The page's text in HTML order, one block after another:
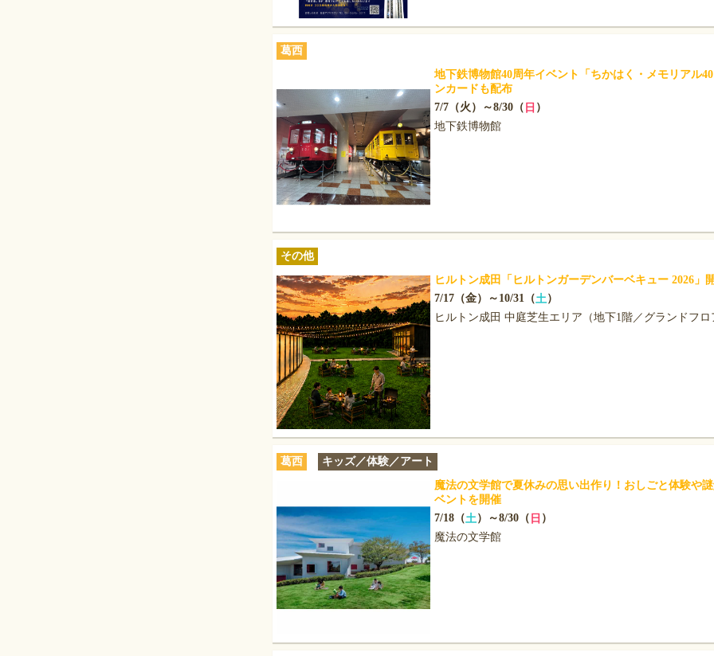
葛西
地下鉄博物館40周年イベント「ちかはく・メモリアル
ンカードも配布
7/7（火）～8/30（ 日 ）
地下鉄博物館
その他
ヒルトン成田「ヒルトンガーデンバーベキュー 2026」
7/17（金）～10/31（土）
ヒルトン成田 中庭芝生エリア（地下1階／グランドフロ
葛西
キッズ／体験／アート
魔法の文学館で夏休みの思い出作り！おしごと体験や
ベントを開催
7/18（土）～8/30（ 日 ）
魔法の文学館